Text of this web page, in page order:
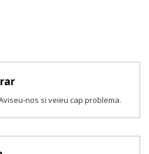
nos si veieu cap problema.